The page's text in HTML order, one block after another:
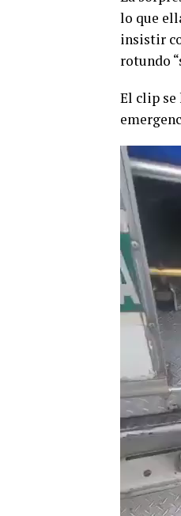
lo que
insistir
rotundo
El clip se
Reproductor
de
vídeo